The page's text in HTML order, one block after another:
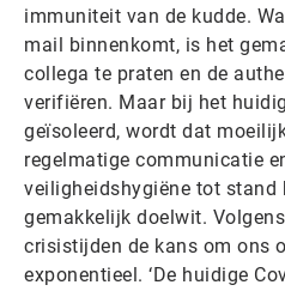
immuniteit van de kudde.
mail binnenkomt, is het
collega te praten en de
verifiëren. Maar bij het
geïsoleerd, wordt dat
regelmatige communicatie
veiligheidshygiëne tot stand
gemakkelijk doelwit.
crisistijden de kans om ons
exponentieel. ‘De huidige